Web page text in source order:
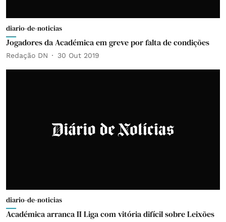
diario-de-noticias
Jogadores da Académica em greve por falta de condições
Redação DN 30 Out 2019
diario-de-noticias
Académica arranca II Liga com vitória difícil sobre Leixões